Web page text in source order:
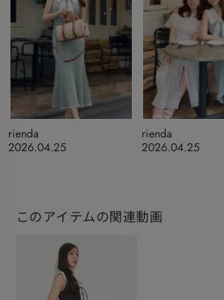
2026.04.25
rienda
2026.04.25
rienda
このアイテムの関連動画